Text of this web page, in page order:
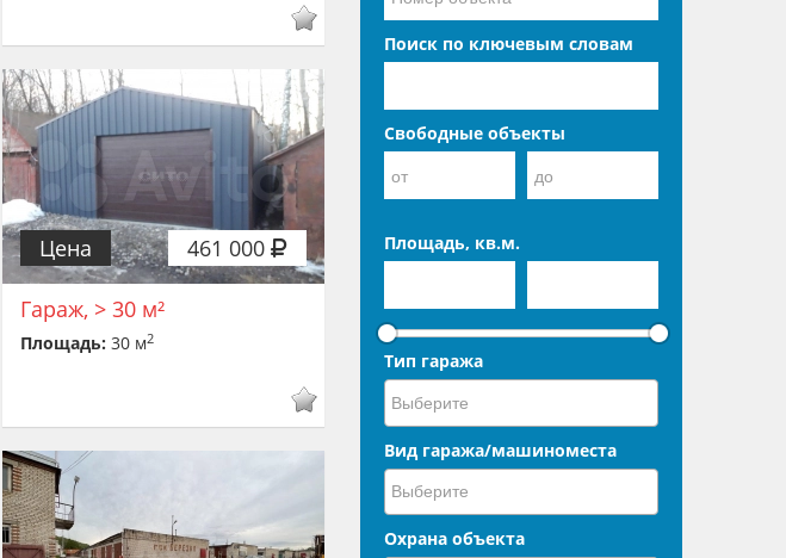
461 000
Цена
Гараж, > 30 м²
Площадь: 30 м2
Поиск по ключевым словам
Свободные объекты
Площадь, кв.м.
Тип гаража
Вид гаража/машиноместа
Охрана объекта